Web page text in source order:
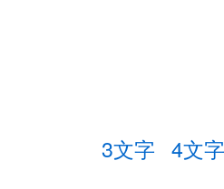
3文字 4文字